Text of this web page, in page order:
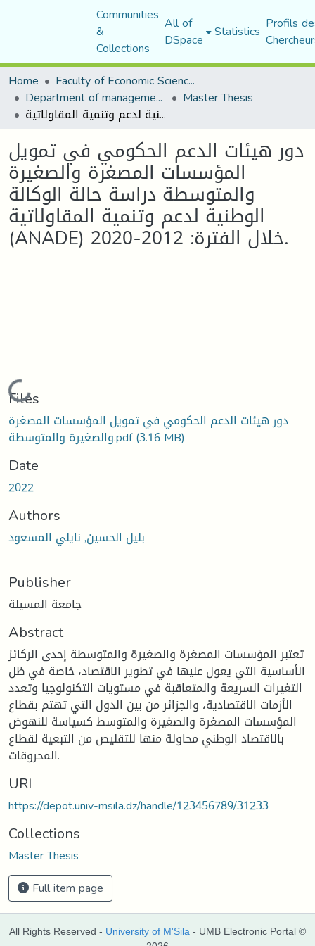
Communities
&
Collections
All of
DSpace Statistics Profils
Home
Faculty of Economic Sciences, Commerce and Management Sciences
Department of management sciences Master Thesis
دور هيئات الدعم الحكومي في تمويل المؤسسات المصغرة والصغيرة والمتوسطة دراسة حالة الوكالة الوطنية لدعم وتنمية المقاولاتية (ANADE) خلال الفترة: 2012-2020.
دور هيئات الدعم الحكومي في تمويل
المؤسسات المصغرة والصغيرة
والمتوسطة دراسة حالة الوكالة
الوطنية لدعم وتنمية المقاولاتية
(ANADE) خلال الفترة: 2012-2020.
Loading...
Files
دور هيئات الدعم الحكومي في تمويل المؤسسات المصغرة
والصغيرة والمتوسطة.pdf(3.16 MB)
Date
2022
Authors
بليل الحسين, نايلي المسعود
Publisher
جامعة المسيلة
Abstract
تعتبر المؤسسات المصغرة والصغيرة والمتوسطة إحدى الركائز
الأساسية التي يعول عليها في تطوير الاقتصاد، خاصة في ظل
التغيرات السريعة والمتعاقبة في مستويات التكنولوجيا وتعدد
الأزمات الاقتصادية، والجزائر من بين الدول التي تهتم بقطاع
المؤسسات المصغرة والصغيرة والمتوسط كسياسة للنهوض
بالاقتصاد الوطني محاولة منها للتقليص من التبعية لقطاع
المحروقات.
URI
https://depot.univ-msila.dz/handle/123456789/31233
Collections
Master Thesis
Full item page
All Rights Reserved - University of M'Sila - UMB Electronic Portal ©